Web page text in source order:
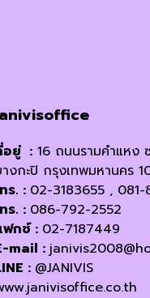
อยู่ : 16 ถนนรามคำแหง
งกะปิ กรุงเทพมหานคร
ร. : 02-3183655 ,
ร. : 086-792-2552
กซ์ : 02-7187449
mail :
: @JANIVIS